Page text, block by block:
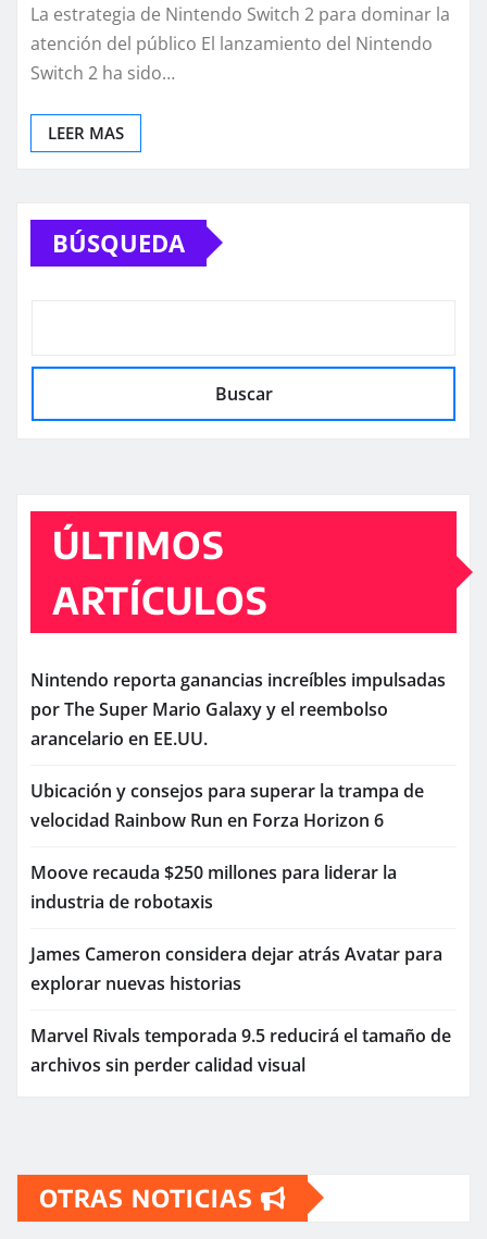
La estrategia de Nintendo Switch 2 para dominar la
atención del público El lanzamiento del Nintendo
Switch 2 ha sido…
LEER MAS
BÚSQUEDA
Buscar
ÚLTIMOS
ARTÍCULOS
Nintendo reporta ganancias increíbles impulsadas
por The Super Mario Galaxy y el reembolso
arancelario en EE.UU.
Ubicación y consejos para superar la trampa de
velocidad Rainbow Run en Forza Horizon 6
Moove recauda $250 millones para liderar la
industria de robotaxis
James Cameron considera dejar atrás Avatar para
explorar nuevas historias
Marvel Rivals temporada 9.5 reducirá el tamaño de
archivos sin perder calidad visual
OTRAS NOTICIAS